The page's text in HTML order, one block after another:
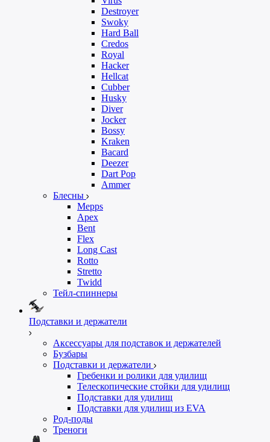
Destroyer
Swoky
Hard Ball
Credos
Royal
Hacker
Hellcat
Cubber
Husky
Diver
Jocker
Bossy
Kraken
Bacard
Deezer
Dart Pop
Ammer
Блесны
Mepps
Apex
Bent
Flex
Long Cast
Rotto
Stretto
Twidd
Тейл-спиннеры
Подставки и держатели
Аксессуары для подставок и держателей
Бузбары
Подставки и держатели
Гребенки и ролики для удилищ
Телескопические стойки для удилищ
Подставки для удилищ
Подставки для удилищ из EVA
Род-поды
Треноги